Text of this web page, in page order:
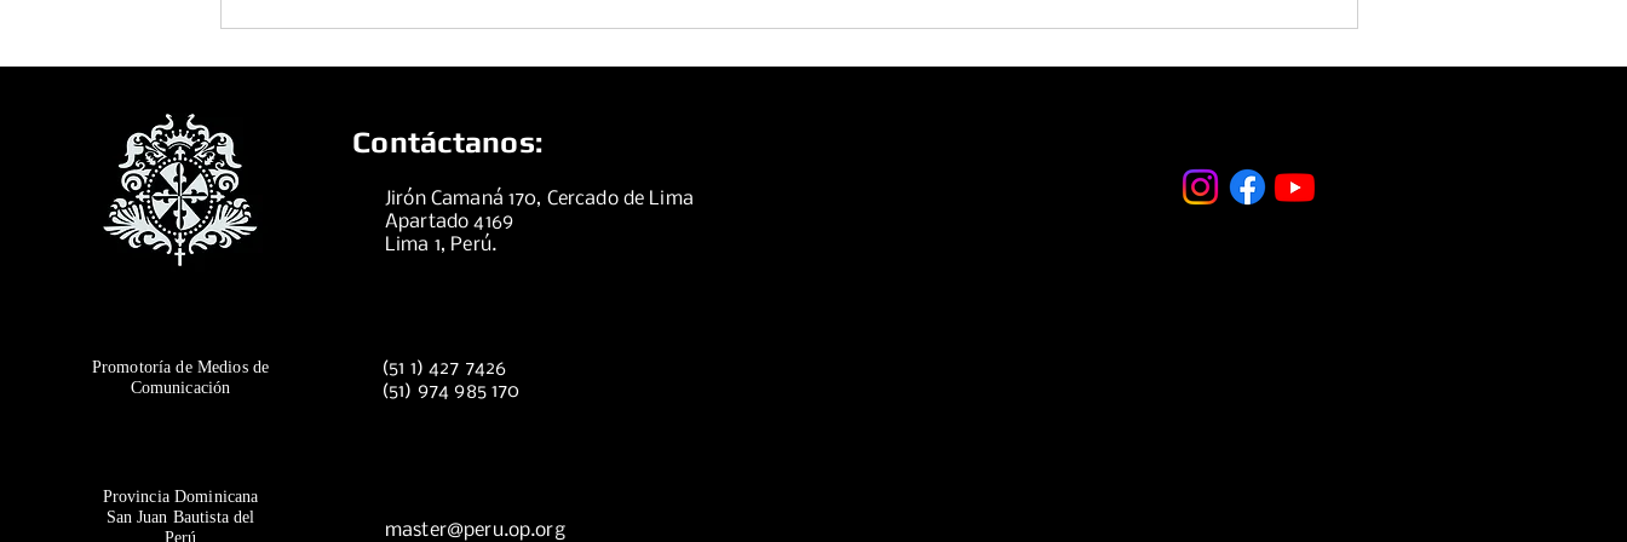
Contáctanos:
Jirón Camaná 170, Cercado de Lima
Apartado 4169
Lima 1, Perú.
Promotoría de Medios de
Comunicación
(51 1) 427 7426
(51) 974 985 170
Provincia Dominicana
San Juan Bautista del
Perú
master@peru.op.org